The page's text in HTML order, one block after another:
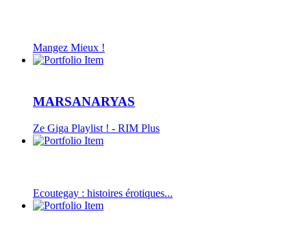
Mangez Mieux !
MARSANARYAS
Ze Giga Playlist ! - RIM Plus
Ecoutegay : histoires érotiques...